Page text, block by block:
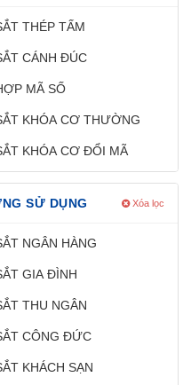
THÉP TẤM
CÁNH ĐÚC
MÃ SỐ
KHÓA CƠ THƯỜNG
KHÓA CƠ ĐỔI MÃ
SỬ DỤNG Xóa lọc
NGÂN HÀNG
GIA ĐÌNH
THU NGÂN
CÔNG ĐỨC
KHÁCH SẠN